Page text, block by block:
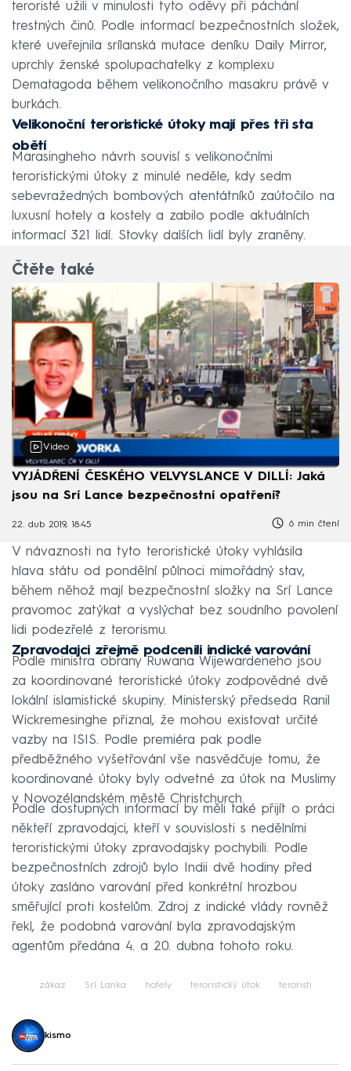
teroristé užili v minulosti tyto oděvy při páchání
trestných činů. Podle informací bezpečnostních složek,
které uveřejnila srílanská mutace deníku Daily Mirror,
uprchly ženské spolupachatelky z komplexu
Dematagoda během velikonočního masakru právě v
burkách.
Velikonoční teroristické útoky mají přes tři sta
obětí
Marasingheho návrh souvisí s velikonočními
teroristickými útoky z minulé neděle, kdy sedm
sebevražedných bombových atentátníků zaútočilo na
luxusní hotely a kostely a zabilo podle aktuálních
informací 321 lidí. Stovky dalších lidí byly zraněny.
Čtěte také
Video
VYJÁDŘENÍ ČESKÉHO VELVYSLANCE V DILLÍ: Jaká
jsou na Srí Lance bezpečnostní opatření?
22. dub 2019, 18:45 6 min čtení
V návaznosti na tyto teroristické útoky vyhlásila
hlava státu od pondělní půlnoci mimořádný stav,
během něhož mají bezpečnostní složky na Srí Lance
pravomoc zatýkat a vyslýchat bez soudního povolení
lidi podezřelé z terorismu.
Zpravodajci zřejmě podcenili indické varování
Podle ministra obrany Ruwana Wijewardeneho jsou
za koordinované teroristické útoky zodpovědné dvě
lokální islamistické skupiny. Ministerský předseda Ranil
Wickremesinghe přiznal, že mohou existovat určité
vazby na ISIS. Podle premiéra pak podle
předběžného vyšetřování vše nasvědčuje tomu, že
koordinované útoky byly odvetné za útok na Muslimy
v Novozélandském městě Christchurch.
Podle dostupných informací by měli také přijít o práci
někteří zpravodajci, kteří v souvislosti s nedělními
teroristickými útoky zpravodajsky pochybili. Podle
bezpečnostních zdrojů bylo Indii dvě hodiny před
útoky zasláno varování před konkrétní hrozbou
směřující proti kostelům. Zdroj z indické vlády rovněž
řekl, že podobná varování byla zpravodajským
agentům předána 4. a 20. dubna tohoto roku.
zákaz Srí Lanka hotely teroristický útok teroristi
kismo